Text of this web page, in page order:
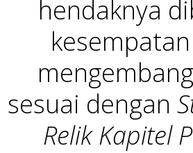
hendaknya
sesuai dengan
Relik Kapitel